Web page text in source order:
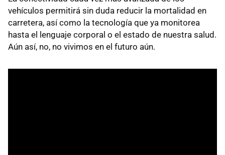
vehículos permitirá sin duda reducir la mortalidad en
carretera, así como la tecnología que ya monitorea
hasta el lenguaje corporal o el estado de nuestra salud.
Aún así, no, no vivimos en el futuro aún.